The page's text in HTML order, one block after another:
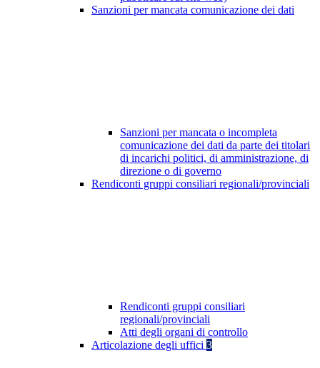
Sanzioni per mancata comunicazione dei dati
Sanzioni per mancata o incompleta
comunicazione dei dati da parte dei titolari
di incarichi politici, di amministrazione, di
direzione o di governo
Rendiconti gruppi consiliari regionali/provinciali
Rendiconti gruppi consiliari
regionali/provinciali
Atti degli organi di controllo
Articolazione degli uffici 3